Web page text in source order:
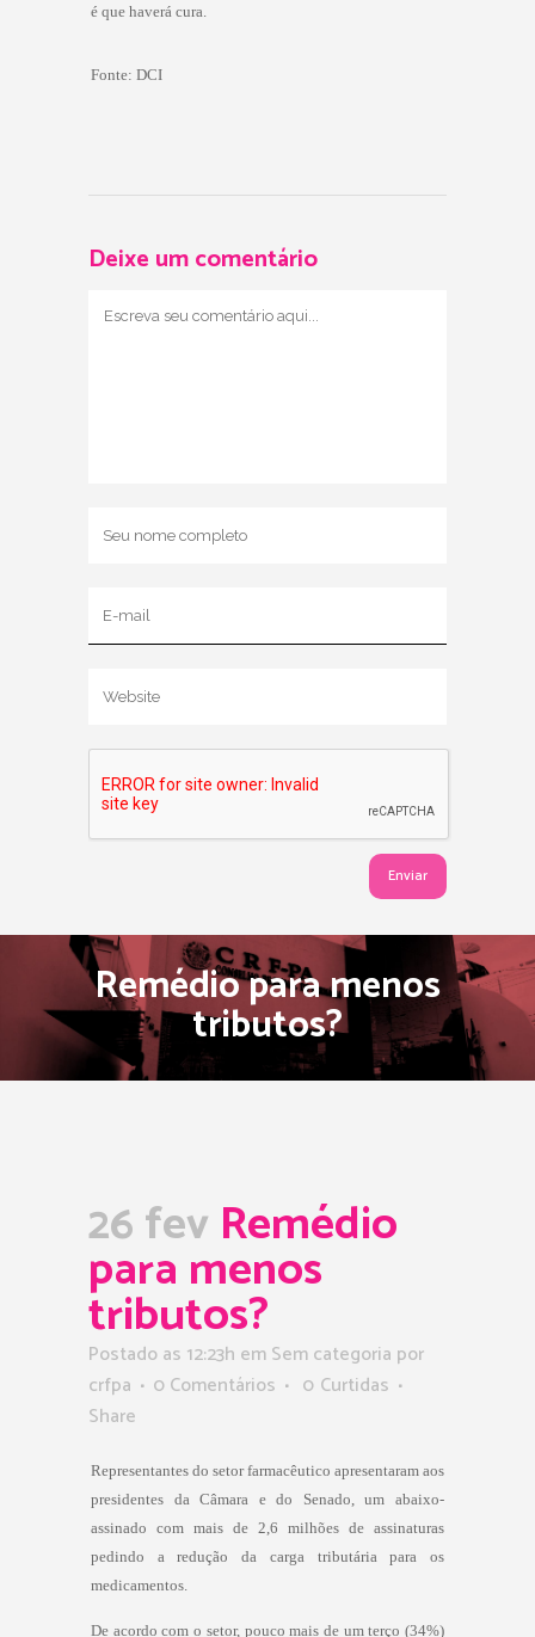
é que haverá cura.
Fonte: DCI
Deixe um comentário
Remédio para menos
tributos?
26 fev Remédio
para menos
tributos?
Postado as 12:23h em Sem categoria por
crfpa
0 Comentários 0 Curtidas
Share
Representantes do setor farmacêutico apresentaram aos
presidentes da Câmara e do Senado, um abaixo-
assinado com mais de 2,6 milhões de assinaturas
pedindo a redução da carga tributária para os
medicamentos.
De acordo com o setor, pouco mais de um terço (34%)